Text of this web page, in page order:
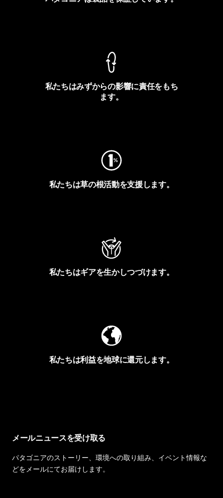
私たちはみずからの影響に責任をもち
ます。
私たちは草の根活動を支援します。
私たちはギアを生かしつづけます。
私たちは利益を地球に還元します。
メールニュースを受け取る
パタゴニアのストーリー、環境への取り組み、イベント情報な
どをメールにてお届けします。